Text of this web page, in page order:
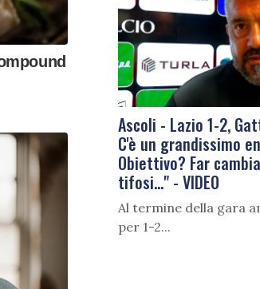
Ascoli - Lazio 1-2,
C'è un grandissimo
Obiettivo? Far
tifosi..." - VIDEO
Al termine della gara
per 1-2...